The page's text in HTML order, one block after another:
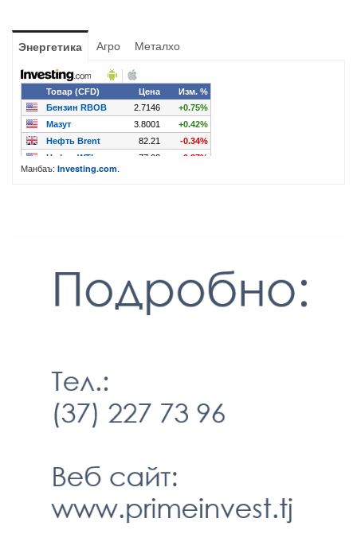
Энергетика Агро Металхо
Манбаъ: Investing.com.